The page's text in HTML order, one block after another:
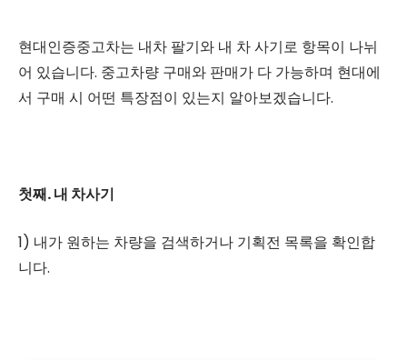
현대인증중고차는 내차 팔기와 내 차 사기로 항목이 나뉘
어 있습니다. 중고차량 구매와 판매가 다 가능하며 현대에
서 구매 시 어떤 특장점이 있는지 알아보겠습니다.
첫째. 내 차사기
1) 내가 원하는 차량을 검색하거나 기획전 목록을 확인합
니다.